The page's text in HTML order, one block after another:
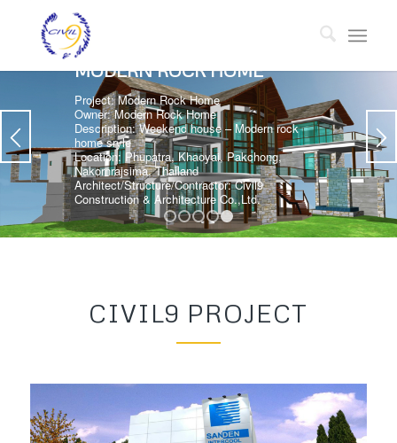
MODERN ROCK HOME
Project: Modern Rock Home
Owner: Modern Rock Home
Description: Weekend house – Modern rock
home sryle
Location: Phupatra, Khaoyai, Pakchong,
Nakornrajsima, Thailand
Architect/Structure/Contractor: Civil9
Construction & Architecture Co.,Ltd.
1 2 3 4 5
CIVIL9 PROJECT